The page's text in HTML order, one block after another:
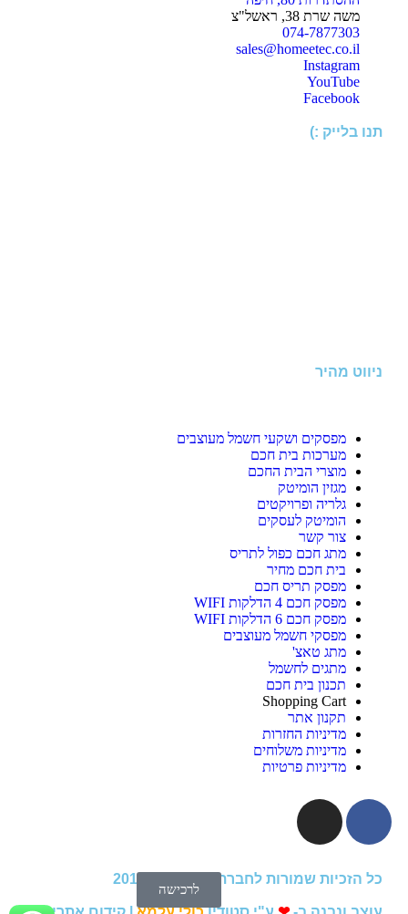
משה שרת 38, ראשל"צ
074-7877303
sales@homeetec.co.il
Instagram
YouTube
Facebook
תנו בלייק :)
ניווט מהיר
מפסקים ושקעי חשמל מעוצבים
מערכות בית חכם
מוצרי הבית החכם
מגזין הומיטק
גלריה ופרויקטים
הומיטק לעסקים
צור קשר
מתג חכם כפול לתריס
בית חכם מחיר
מפסק תריס חכם
מפסק חכם 4 הדלקות WIFI
מפסק חכם 6 הדלקות WIFI
מפסקי חשמל מעוצבים
מתג טאצ'
מתגים לחשמל
תכנון בית חכם
Shopping Cart
תקנון אתר
מדיניות החזרות
מדיניות משלוחים
מדיניות פרטיות
לרכישה
כל הזכיות שמורות לחברת הומיטק © 2018